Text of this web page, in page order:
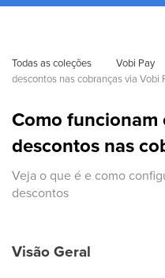
Todas as coleções Vobi Pay
descontos nas cobranças via Vobi
Como funcionam
descontos nas
Veja o que é e como
descontos
Visão Geral